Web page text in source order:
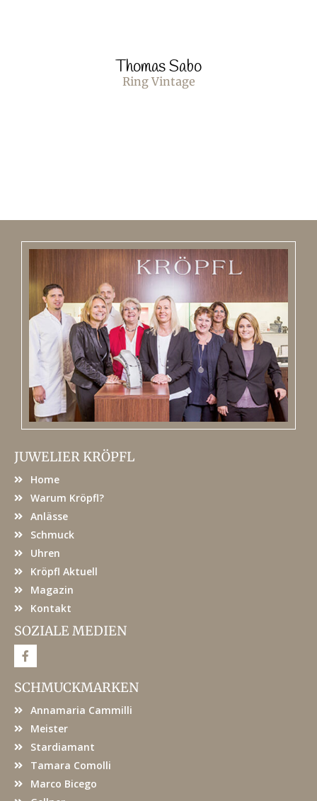
Thomas Sabo
Ring Vintage
JUWELIER KRÖPFL
Home
Warum Kröpfl?
Anlässe
Schmuck
Uhren
Kröpfl Aktuell
Magazin
Kontakt
SOZIALE MEDIEN
F
a
e
b
o
SCHMUCKMARKEN
Annamaria Cammilli
Meister
Stardiamant
Tamara Comolli
Marco Bicego